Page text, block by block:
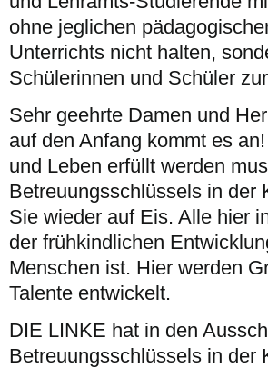
ohne jeglichen
Unterrichts nicht halten,
Schülerinnen und Schüler
Sehr geehrte Damen und
auf den Anfang kommt es
und Leben erfüllt werden
Betreuungsschlüssels in der
Sie wieder auf Eis. Alle hier
der frühkindlichen
Menschen ist. Hier werden
Talente entwickelt.
DIE LINKE hat in den
Betreuungsschlüssels in der